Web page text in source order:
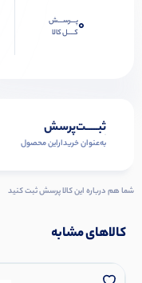
0پـــرســـش
کــــل کالا
ثبـــــت‌پرسش
به‌عنوان ‌خریدار‌این‌ محصول
شما هم درباره این کالا پرسش ثبت کنید
کالاهای مشابه